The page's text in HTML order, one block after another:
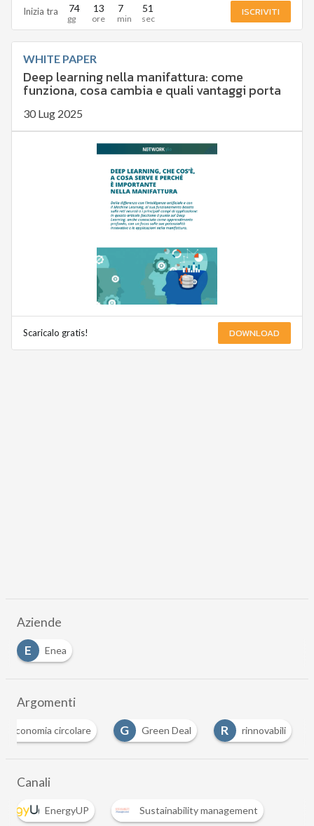
Inizia tra 74 13 7 50 ISCRIVITI
WHITE PAPER
Deep learning nella manifattura: come
funziona, cosa cambia e quali vantaggi porta
30 Lug 2025
Scaricalo gratis! DOWNLOAD
Aziende
E
Enea
Argomenti
economia circolare G Green Deal R
rinnovabili
Canali
EnergyUP Sustainability management